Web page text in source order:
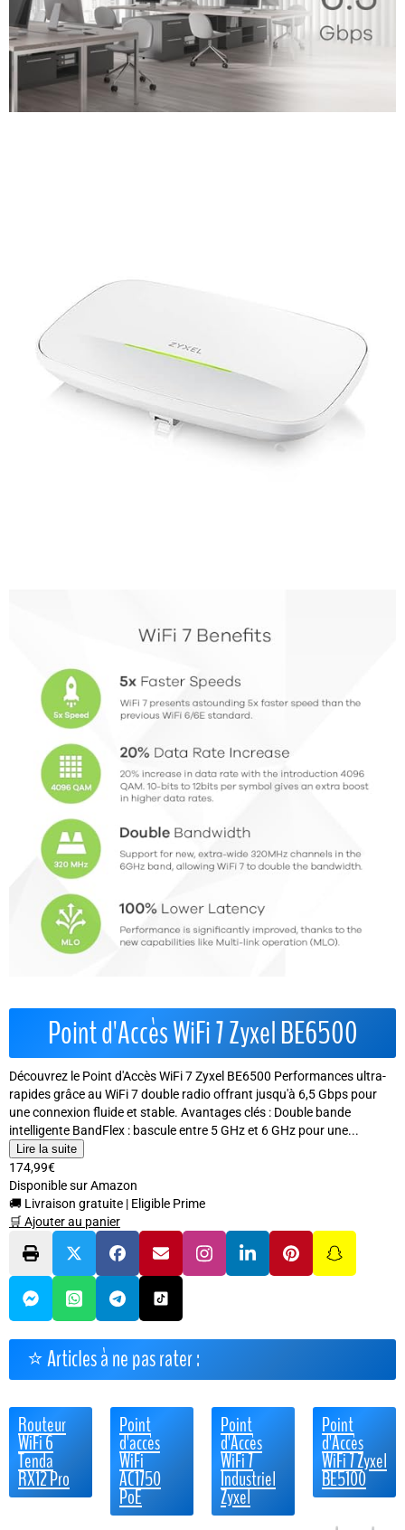
Point d'Accès WiFi 7 Zyxel BE6500
Découvrez le Point d'Accès WiFi 7 Zyxel BE6500 Performances ultra-
rapides grâce au WiFi 7 double radio offrant jusqu'à 6,5 Gbps pour
une connexion fluide et stable. Avantages clés : Double bande
intelligente BandFlex : bascule entre 5 GHz et 6 GHz pour une...
Lire la suite
174,99€
Disponible sur Amazon
🚚 Livraison gratuite | Eligible Prime
🛒 Ajouter au panier
⭐ Articles à ne pas rater :
Routeur
WiFi 6
Tenda
RX12 Pro
Point
d'accès
WiFi
AC1750
PoE
Point
d'Accès
WiFi 7
Industriel
Zyxel
Point
d'Accès
WiFi 7 Zyxel
BE5100